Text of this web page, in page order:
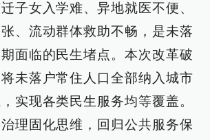
子女入学难、异地就医不便、
、流动群体救助不畅，是未落
面临的民生堵点。本次改革破
未落户常住人口全部纳入城市
实现各类民生服务均等覆盖。
理固化思维，回归公共服务保